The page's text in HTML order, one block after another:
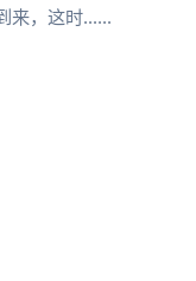
来，这时......